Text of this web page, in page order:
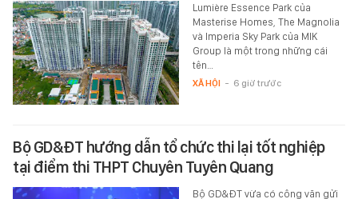
Lumière Essence Park của
Masterise Homes, The Magnolia
và Imperia Sky Park của MIK
Group là một trong những cái
tên…
XÃ HỘI - 6 giờ trước
Bộ GD&ĐT hướng dẫn tổ chức thi lại tốt nghiệp
tại điểm thi THPT Chuyên Tuyên Quang
Bộ GD&ĐT vừa có công văn gửi